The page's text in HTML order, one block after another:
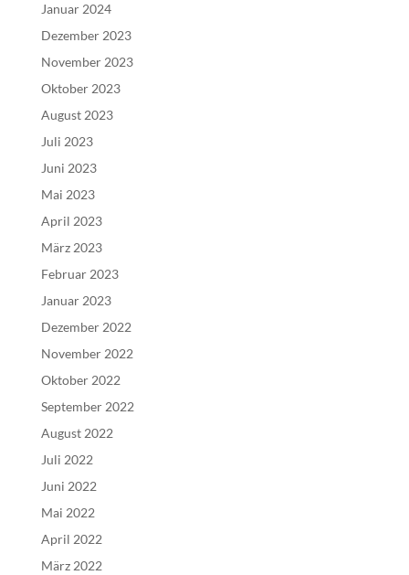
Januar 2024
Dezember 2023
November 2023
Oktober 2023
August 2023
Juli 2023
Juni 2023
Mai 2023
April 2023
März 2023
Februar 2023
Januar 2023
Dezember 2022
November 2022
Oktober 2022
September 2022
August 2022
Juli 2022
Juni 2022
Mai 2022
April 2022
März 2022